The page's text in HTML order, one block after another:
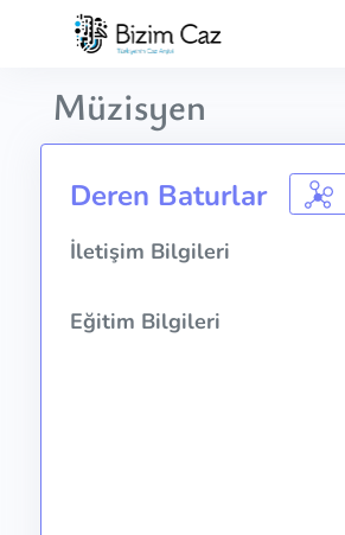
Müzisyen
Deren Baturlar
İletişim Bilgileri
Eğitim Bilgileri